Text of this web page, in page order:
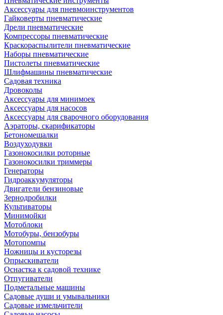
Аксессуары для пневмоинструментов
Гайковерты пневматические
Дрели пневматические
Компрессоры пневматические
Краскораспылители пневматические
Наборы пневматические
Пистолеты пневматические
Шлифмашины пневматические
Садовая техника
Дровоколы
Аксессуары для минимоек
Аксессуары для насосов
Аксессуары для сварочного оборудования
Аэраторы, скарификаторы
Бетономешалки
Воздуходувки
Газонокосилки роторные
Газонокосилки триммеры
Генераторы
Гидроаккумуляторы
Двигатели бензиновые
Зернодробилки
Культиваторы
Минимойки
Мотоблоки
Мотобуры, бензобуры
Мотопомпы
Ножницы и кусторезы
Опрыскиватели
Оснастка к садовой технике
Отпугиватели
Подметальные машины
Садовые души и умывальники
Садовые измельчители